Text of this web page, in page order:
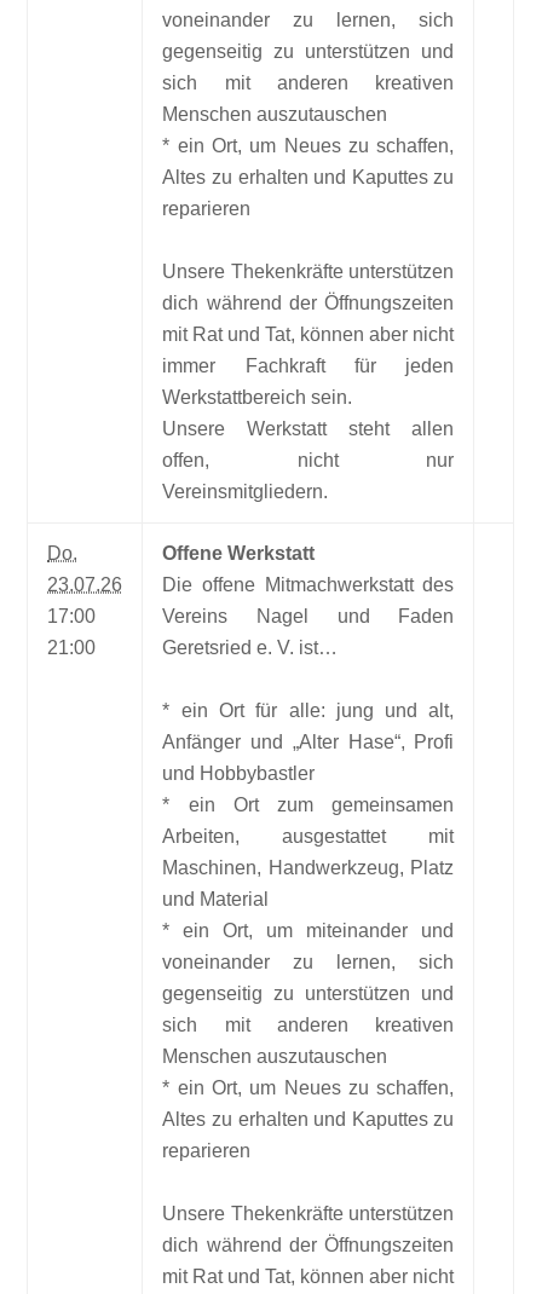
voneinander zu lernen, sich
gegenseitig zu unterstützen und
sich mit anderen kreativen
Menschen auszutauschen
* ein Ort, um Neues zu schaffen,
Altes zu erhalten und Kaputtes zu
reparieren
Unsere Thekenkräfte unterstützen
dich während der Öffnungszeiten
mit Rat und Tat, können aber nicht
immer Fachkraft für jeden
Werkstattbereich sein.
Unsere Werkstatt steht allen
offen, nicht nur
Vereinsmitgliedern.
Do.
23.07.26
17:00
21:00
Offene Werkstatt
Die offene Mitmachwerkstatt des
Vereins Nagel und Faden
Geretsried e. V. ist…
* ein Ort für alle: jung und alt,
Anfänger und „Alter Hase“, Profi
und Hobbybastler
* ein Ort zum gemeinsamen
Arbeiten, ausgestattet mit
Maschinen, Handwerkzeug, Platz
und Material
* ein Ort, um miteinander und
voneinander zu lernen, sich
gegenseitig zu unterstützen und
sich mit anderen kreativen
Menschen auszutauschen
* ein Ort, um Neues zu schaffen,
Altes zu erhalten und Kaputtes zu
reparieren
Unsere Thekenkräfte unterstützen
dich während der Öffnungszeiten
mit Rat und Tat, können aber nicht